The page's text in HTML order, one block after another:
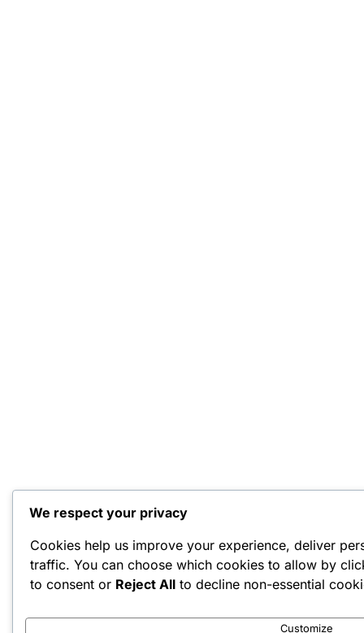
We respect your privacy
Cookies help us improve your experience, deliver
traffic. You can choose which cookies to allow by
to consent or Reject All to decline non-essential
Customize